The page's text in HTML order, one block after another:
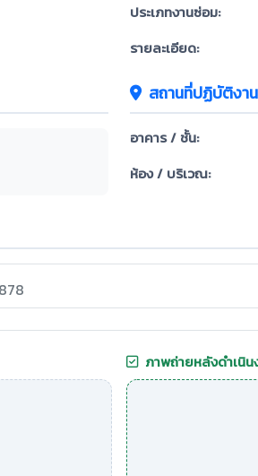
ประเภทงานซ่อม:
รายละเอียด:
สถานที่ปฏิบัติงาน
อาคาร / ชั้น:
ห้อง / บริเวณ:
ภาพถ่ายหลังดำเนิน